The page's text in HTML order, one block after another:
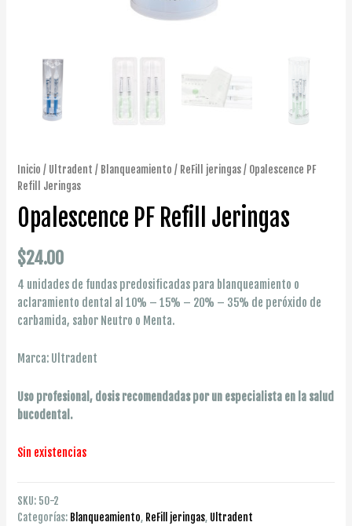
Inicio / Ultradent / Blanqueamiento / ReFill jeringas/ Opalescence PF
Refill Jeringas
Opalescence PF Refill Jeringas
$24.00
4 unidades de fundas predosificadas para blanqueamiento o
aclaramiento dental al 10% – 15% – 20% – 35% de peróxido de
carbamida, sabor Neutro o Menta.
Marca: Ultradent
Uso profesional, dosis recomendadas por un especialista en la salud
bucodental.
Sin existencias
SKU: 50-2
Categorías: Blanqueamiento, ReFill jeringas, Ultradent